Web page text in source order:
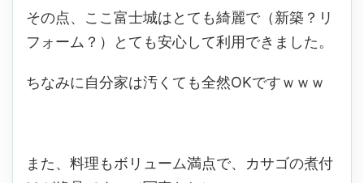
その点、ここ富士城はとても綺麗で（新築？リ
フォーム？）とても安心して利用できました。
ちなみに自分家は汚くても全然OKですｗｗｗ
また、料理もボリューム満点で、カサゴの煮付